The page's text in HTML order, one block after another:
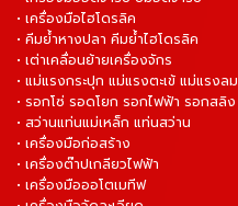
• เครื่องมือไฮโดรลิค
• คีมย้ำหางปลา คีมย้ำไฮโดรลิค
• เต่าเคลื่อนย้ายเครื่องจักร
• แม่แรงกระปุก แม่แรงตะเข้ แม่แรงลม
• รอกโซ่ รอดโยก รอกไฟฟ้า รอกสลิง
• สว่านแท่นแม่เหล็ก แท่นสว่าน
• เครื่องมือก่อสร้าง
• เครื่องต๊าปเกลียวไฟฟ้า
• เครื่องมือออโตเมทีฟ